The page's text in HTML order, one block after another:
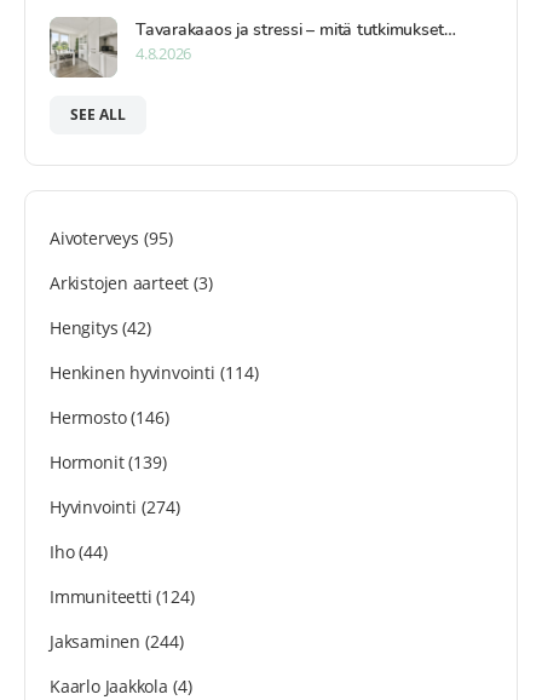
Tavarakaaos ja stressi – mitä tutkimukset…
4.8.2026
SEE ALL
Aivoterveys (95)
Arkistojen aarteet (3)
Hengitys (42)
Henkinen hyvinvointi (114)
Hermosto(146)
Hormonit(139)
Hyvinvointi (274)
Iho(44)
Immuniteetti (124)
Jaksaminen (244)
Kaarlo Jaakkola (4)